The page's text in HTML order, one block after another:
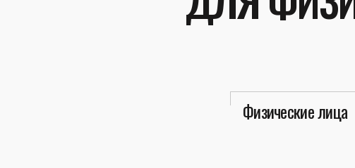
Физические лица